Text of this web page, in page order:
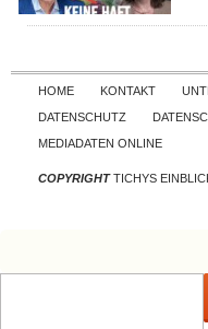
HOME KONTAKT
DATENSCHUTZ
MEDIADATEN ONLINE
COPYRIGHTTICHYS